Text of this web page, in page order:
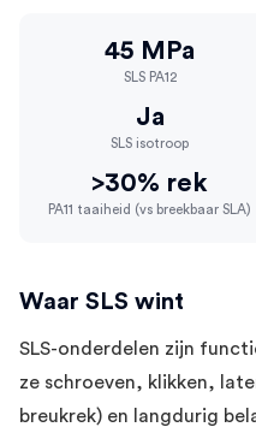
45 MPa
SLS PA12
Ja
SLS isotroop
>30% rek
PA11 taaiheid (vs breekbaar SLA)
Waar SLS wint
SLS-onderdelen zijn
ze schroeven, klikken,
breukrek) en langdurig